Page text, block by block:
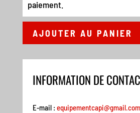
paiement.
AJOUTER AU PANIER
INFORMATION DE
E-mail : equipementcapi@gmail.com